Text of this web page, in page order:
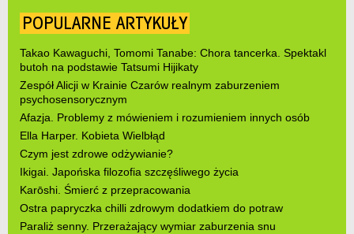
POPULARNE ARTYKUŁY
Takao Kawaguchi, Tomomi Tanabe: Chora tancerka. Spektakl
butoh na podstawie Tatsumi Hijikaty
Zespół Alicji w Krainie Czarów realnym zaburzeniem
psychosensorycznym
Afazja. Problemy z mówieniem i rozumieniem innych osób
Ella Harper. Kobieta Wielbłąd
Czym jest zdrowe odżywianie?
Ikigai. Japońska filozofia szczęśliwego życia
Karōshi. Śmierć z przepracowania
Ostra papryczka chilli zdrowym dodatkiem do potraw
Paraliż senny. Przerażający wymiar zaburzenia snu